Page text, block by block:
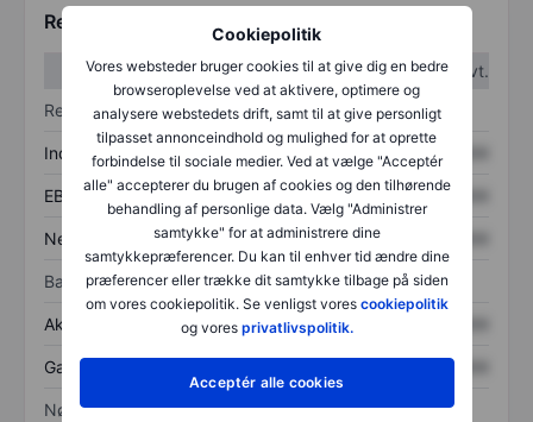
Cookiepolitik
Vores websteder bruger cookies til at give dig en bedre
browseroplevelse ved at aktivere, optimere og
analysere webstedets drift, samt til at give personligt
tilpasset annonceindhold og mulighed for at oprette
forbindelse til sociale medier. Ved at vælge "Acceptér
alle" accepterer du brugen af cookies og den tilhørende
behandling af personlige data. Vælg "Administrer
samtykke" for at administrere dine
samtykkepræferencer. Du kan til enhver tid ændre dine
præferencer eller trække dit samtykke tilbage på siden
om vores cookiepolitik. Se venligst vores cookiepolitik
og vores privatlivspolitik.
Acceptér alle cookies
Regnskabstal
1. kvt.
2. kvt.
Resultatopgørelse
Indtægter XXXXXXX XXXXXXX
EBITDA XXXXXXX XXXXXXX
Nettoresultat XXXXXXX
Balance
Aktiver i alt XXXXXXX
Gæld XXXXXXX
Nøgletal